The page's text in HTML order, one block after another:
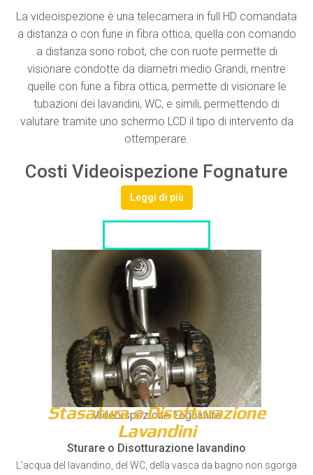
La videoispezione è una telecamera in full HD comandata
a distanza o con fune in fibra ottica, quella con comando
a distanza sono robot, che con ruote permette di
visionare condotte da diametri medio Grandi, mentre
quelle con fune a fibra ottica, permette di visionare le
tubazioni dei lavandini, WC, e simili, permettendo di
valutare tramite uno schermo LCD il tipo di intervento da
ottemperare.
Costi Videoispezione Fognature
Leggi di più
Videoispezione Fognature
Stasatura o Disotturazione
Lavandini
Sturare o Disotturazione lavandino
L’acqua del lavandino, del WC, della vasca da bagno non sgorga